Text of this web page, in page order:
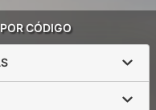
POR CÓDIGO